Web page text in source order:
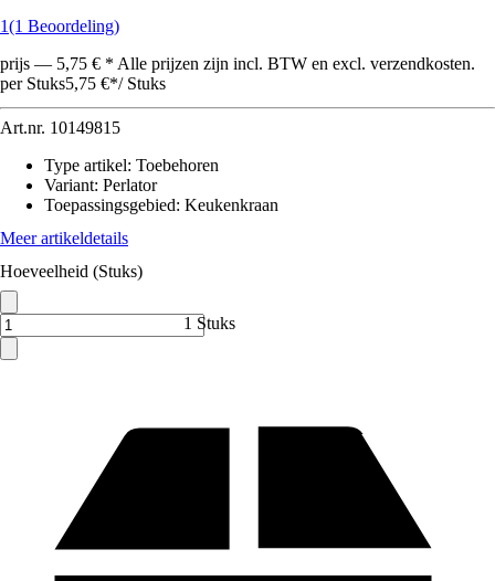
1(1 Beoordeling)
prijs — 5,75 € * Alle prijzen zijn incl. BTW en excl. verzendkosten.
per Stuks5,75 €*/ Stuks
Art.nr. 10149815
Type artikel: Toebehoren
Variant: Perlator
Toepassingsgebied: Keukenkraan
Meer artikeldetails
Hoeveelheid (Stuks)
1 Stuks